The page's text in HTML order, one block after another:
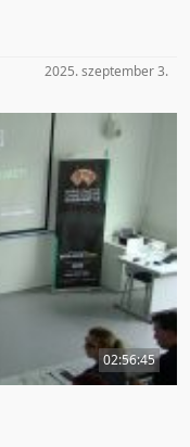
2025. szeptember 3.
02:56:45